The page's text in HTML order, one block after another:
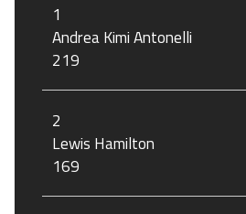
1
Andrea Kimi Antonelli
219
2
Lewis Hamilton
169